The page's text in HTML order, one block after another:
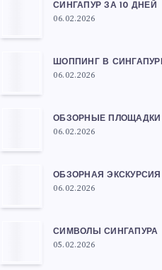
СИНГАПУР ЗА 10 ДНЕЙ
06.02.2026
ШОППИНГ В
06.02.2026
ОБЗОРНЫЕ
06.02.2026
ОБЗОРНАЯ
06.02.2026
СИМВОЛЫ СИНГАПУРА
05.02.2026